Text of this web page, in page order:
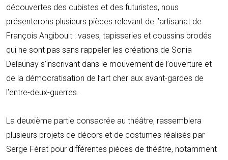
découvertes des cubistes et des futuristes, nous
présenterons plusieurs pièces relevant de l’artisanat de
François Angiboult : vases, tapisseries et coussins brodés
qui ne sont pas sans rappeler les créations de Sonia
Delaunay s’inscrivant dans le mouvement de l’ouverture et
de la démocratisation de l’art cher aux avant-gardes de
l’entre-deux-guerres.
La deuxième partie consacrée au théâtre, rassemblera
plusieurs projets de décors et de costumes réalisés par
Serge Férat pour différentes pièces de théâtre, notamment